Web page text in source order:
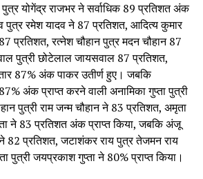
योगेंद्र राजभर ने सर्वाधिक 89 प्रतिशत अंक
पुत्र रमेश यादव ने 87 प्रतिशत, आदित्य कुमार
प्रतिशत, रत्नेश चौहान पुत्र मदन चौहान 87
पुत्री छोटेलाल जायसवाल 87 प्रतिशत,
87% अंक पाकर उतीर्ण हुए। जबकि
अंक प्राप्त करने वाली अनामिका गुप्ता पुत्री
पुत्री राम जन्म चौहान ने 83 प्रतिशत, अमृता
ने 83 प्रतिशत अंक प्राप्त किया, जबकि अंजू
82 प्रतिशत, जटाशंकर राय पुत्र तेजमन राय
पुत्री जयप्रकाश गुप्ता ने 80% प्राप्त किया।